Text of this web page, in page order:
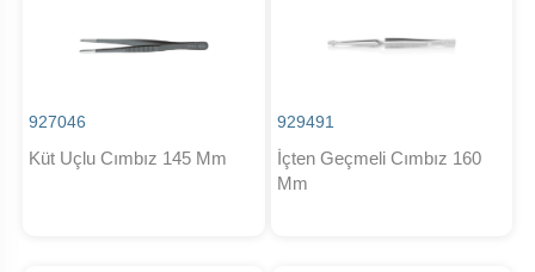
927046
Küt Uçlu Cımbız 145 Mm
929491
İçten Geçmeli Cımbız 160
Mm